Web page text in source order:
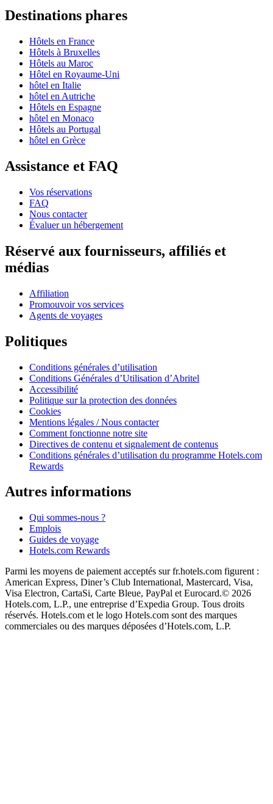
Destinations phares
Hôtels en France
Hôtels à Bruxelles
Hôtels au Maroc
Hôtel en Royaume-Uni
hôtel en Italie
hôtel en Autriche
Hôtels en Espagne
hôtel en Monaco
Hôtels au Portugal
hôtel en Grèce
Assistance et FAQ
Vos réservations
FAQ
Nous contacter
Évaluer un hébergement
Réservé aux fournisseurs, affiliés et
médias
Affiliation
Promouvoir vos services
Agents de voyages
Politiques
Conditions générales d’utilisation
Conditions Générales d’Utilisation d’Abritel
Accessibilité
Politique sur la protection des données
Cookies
Mentions légales / Nous contacter
Comment fonctionne notre site
Directives de contenu et signalement de contenus
Conditions générales d’utilisation du programme Hotels.com
Rewards
Autres informations
Qui sommes-nous ?
Emplois
Guides de voyage
Hotels.com Rewards
Parmi les moyens de paiement acceptés sur fr.hotels.com figurent :
American Express, Diner’s Club International, Mastercard, Visa,
Visa Electron, CartaSi, Carte Bleue, PayPal et Eurocard.© 2026
Hotels.com, L.P., une entreprise d’Expedia Group. Tous droits
réservés. Hotels.com et le logo Hotels.com sont des marques
commerciales ou des marques déposées d’Hotels.com, L.P.